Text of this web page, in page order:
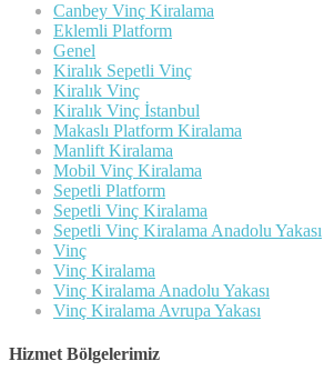
Canbey Vinç Kiralama
Eklemli Platform
Genel
Kiralık Sepetli Vinç
Kiralık Vinç
Kiralık Vinç İstanbul
Makaslı Platform Kiralama
Manlift Kiralama
Mobil Vinç Kiralama
Sepetli Platform
Sepetli Vinç Kiralama
Sepetli Vinç Kiralama Anadolu Yakası
Vinç
Vinç Kiralama
Vinç Kiralama Anadolu Yakası
Vinç Kiralama Avrupa Yakası
Hizmet Bölgelerimiz